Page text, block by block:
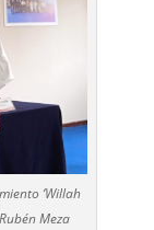
‘Willah
Meza